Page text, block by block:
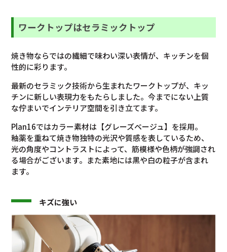
ワークトップはセラミックトップ
焼き物ならではの繊細で味わい深い表情が、キッチンを個
性的に彩ります。
最新のセラミック技術から生まれたワークトップが、キッ
チンに新しい表現力をもたらしました。今までにない上質
な佇まいでインテリア空間を引き立てます。
Plan16ではカラー素材は【グレーズベージュ】を採用。
釉薬を重ねて焼き物独特の光沢や質感を表しているため、
光の角度やコントラストによって、筋模様や色柄が強調され
る場合がございます。また素地には黒や白の粒子が含まれ
ます。
キズに強い